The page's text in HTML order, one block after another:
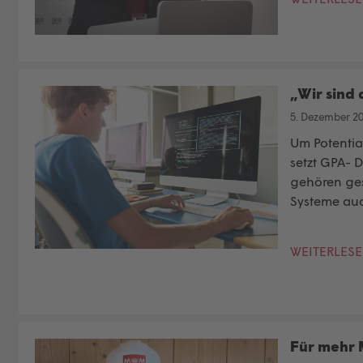
„Wir sind
5. Dezember
Um
setzt GPA-
gehören
Systeme
Für mehr